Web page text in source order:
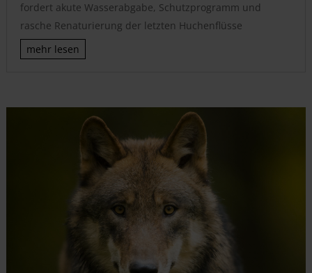
fordert akute Wasserabgabe, Schutzprogramm und
rasche Renaturierung der letzten Huchenflüsse
mehr lesen